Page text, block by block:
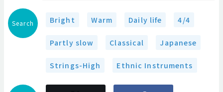
Search Bright Warm Daily life 4/4
Partly slow Classical Japanese
Strings-High Ethnic Instruments